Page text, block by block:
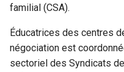
familial (CSA).
Éducatrices des centres
négociation est
sectoriel des Syndicats